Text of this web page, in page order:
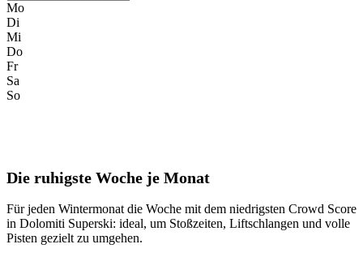
Mo
Di
Mi
Do
Fr
Sa
So
Die ruhigste Woche je Monat
Für jeden Wintermonat die Woche mit dem niedrigsten Crowd Score
in Dolomiti Superski: ideal, um Stoßzeiten, Liftschlangen und volle
Pisten gezielt zu umgehen.